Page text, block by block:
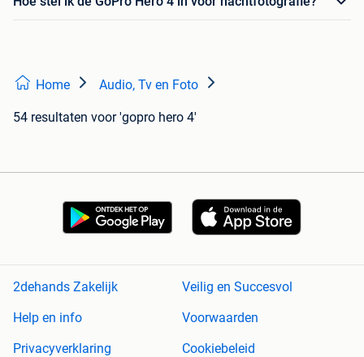
Home Audio, Tv en Foto
54 resultaten voor 'gopro hero 4'
2dehands Zakelijk
Veilig en Succesvol
Help en info
Voorwaarden
Privacyverklaring
Cookiebeleid